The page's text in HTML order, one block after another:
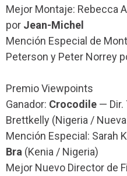
Mejor Montaje: Rebecca
por Jean-Michel
Mención Especial de
Peterson y Peter Norrey
Premio Viewpoints
Ganador: Crocodile — Dir.
Brettkelly (Nigeria /
Mención Especial: Sarah
Bra (Kenia / Nigeria)
Mejor Nuevo Director de